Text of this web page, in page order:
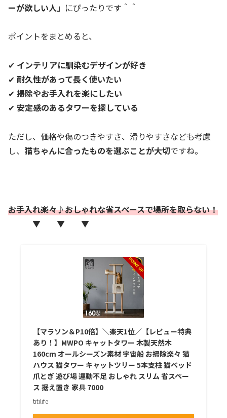
ーが欲しい人」 にぴったりです＾＾
ポイントをまとめると、
✔ インテリアに馴染むデザインが好き
✔ 耐久性があって長く使いたい
✔ 掃除やお手入れを楽にしたい
✔ 安定感のあるタワーを探している
ただし、価格や傷のつきやすさ、滑りやすさなども考慮
し、 猫ちゃんに合ったものを選ぶことが大切ですね。
お手入れ楽々♪おしゃれな省スペースで場所を取らない！
▼ ▼ ▼
【マラソン＆P10倍】＼楽天1位／【レビュー特典
あり！】MWPO キャットタワー 木製天然木
160cm オールシーズン素材 宇宙船 お掃除楽々 猫
ハウス 猫タワー キャットツリー 5本支柱 猫ベッド
爪とぎ 遊び場 運動不足 おしゃれ スリム 省スペー
ス 据え置き 家具 7000
titilife